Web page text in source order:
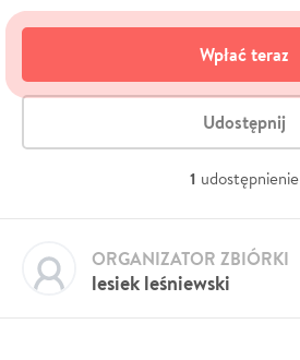
Wpłać teraz
Udostępnij
1 udostępnienie
lesiek leśniewski
ORGANIZATOR ZBIÓRKI